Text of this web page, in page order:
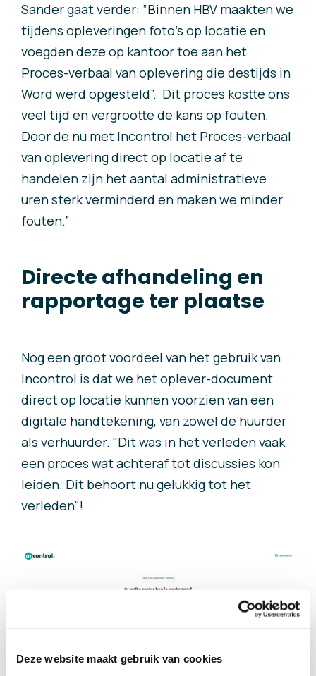
Deze website maakt gebruik van cookies
Sander gaat verder: ”Binnen HBV maakten we
tijdens opleveringen foto’s op locatie en
voegden deze op kantoor toe aan het
Proces-verbaal van oplevering die destijds in
Word werd opgesteld”. Dit proces kostte ons
veel tijd en vergrootte de kans op fouten.
Door de nu met Incontrol het Proces-verbaal
van oplevering direct op locatie af te
handelen zijn het aantal administratieve
uren sterk verminderd en maken we minder
fouten.”
Directe afhandeling en
rapportage ter plaatse
Nog een groot voordeel van het gebruik van
Incontrol is dat we het oplever-document
direct op locatie kunnen voorzien van een
digitale handtekening, van zowel de huurder
als verhuurder. "Dit was in het verleden vaak
een proces wat achteraf tot discussies kon
leiden. Dit behoort nu gelukkig tot het
verleden"!